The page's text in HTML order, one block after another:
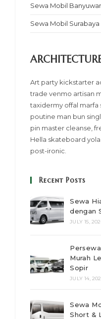
Sewa Mobil
Sewa Mobil Surabaya
Art party kickstarter
trade venmo artisan
taxidermy offal marfa
poutine man bun
pin master cleanse,
Hella skateboard
post-ironic.
Recent Posts
Sewa
dengan
JULY 15,
Murah
Sopir
JULY 14,
Sewa
Short &